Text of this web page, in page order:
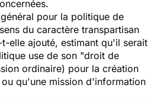
pour la politique de
du caractère transpartisan
t-elle ajouté, estimant qu'il serait
use de son "droit de
ordinaire) pour la création
qu'une mission d'information